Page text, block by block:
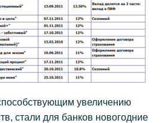
увеличению
стали для банков новогодние